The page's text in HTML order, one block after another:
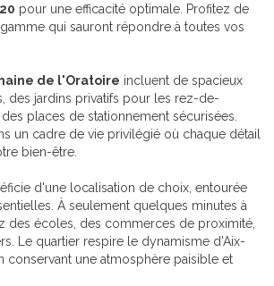
pour une efficacité optimale. Profitez de
qui sauront répondre à toutes vos
de l'Oratoire incluent de spacieux
des jardins privatifs pour les rez-de-
places de stationnement sécurisées.
un cadre de vie privilégié où chaque détail
bien-être.
d'une localisation de choix, entourée
À seulement quelques minutes à
des écoles, des commerces de proximité,
Le quartier respire le dynamisme d'Aix-
conservant une atmosphère paisible et